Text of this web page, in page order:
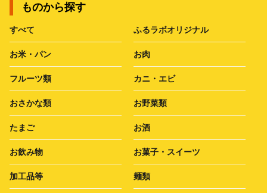
ものから探す
すべて ふるラボオリジナル
お米・パン お肉
フルーツ類 カニ・エビ
おさかな類 お野菜類
たまご お酒
お飲み物 お菓子・スイーツ
加工品等 麺類